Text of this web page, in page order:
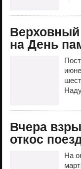
Верховный
на День
Вчера
откос
На